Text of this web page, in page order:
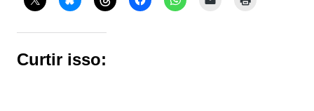
Curtir isso: